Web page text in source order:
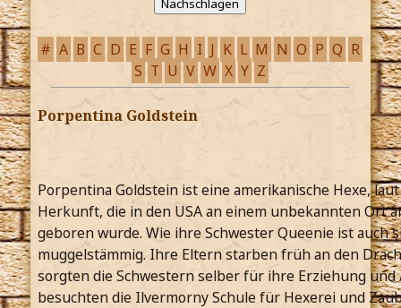
# A B C D E F G H I J K L M N O P Q R
S T U V W X Y Z
Porpentina Goldstein
Porpentina Goldstein ist eine amerikanische Hexe,
Herkunft, die in den USA an einem unbekannten Ort
geboren wurde. Wie ihre Schwester Queenie ist auch
muggelstämmig. Ihre Eltern starben früh an den
sorgten die Schwestern selber für ihre Erziehung und
besuchten die Ilvermorny Schule für Hexerei und